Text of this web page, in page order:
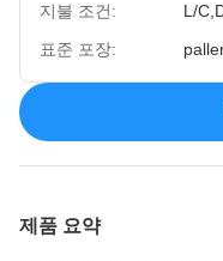
지불 조건:
L/
표준 포장:
제품 요약